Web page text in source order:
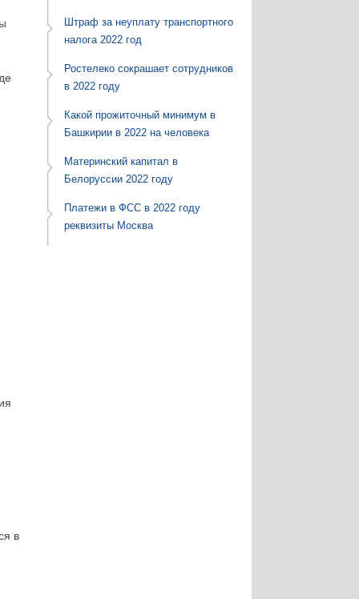
в
Штраф за неуплату транспортного
налога 2022 год
Ростелеко сокрашает сотрудников
в 2022 году
Какой прожиточный минимум в
Башкирии в 2022 на человека
Материнский капитал в
Белоруссии 2022 году
Платежи в ФСС в 2022 году
реквизиты Москва